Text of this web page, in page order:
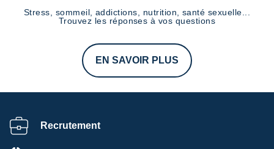
Stress, sommeil, addictions, nutrition, santé sexuelle...
Trouvez les réponses à vos questions
EN SAVOIR PLUS
Recrutement